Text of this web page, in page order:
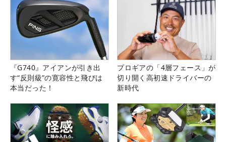
『G740』アイアンが引き出
す“反則級”の寛容性と飛びは
本当だった！
プロギアの「4層フェース」が
切り開く高初速ドライバーの
新時代